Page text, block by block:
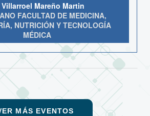
Villarroel Mareño Martin
FACULTAD DE MEDICINA,
NUTRICIÓN Y TECNOLOGÍA
MÉDICA
MÁS EVENTOS